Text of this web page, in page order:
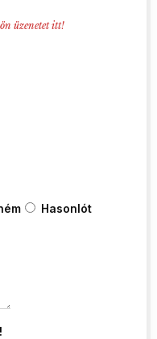
üzenetet itt!
Hasonlót